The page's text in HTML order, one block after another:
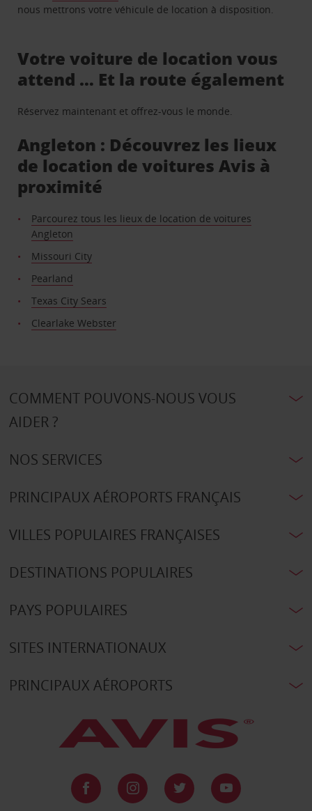
nous mettrons votre véhicule de location à disposition.
Votre voiture de location vous
attend … Et la route également
Réservez maintenant et offrez-vous le monde.
Angleton : Découvrez les lieux
de location de voitures Avis à
proximité
Parcourez tous les lieux de location de voitures
Angleton
Missouri City
Pearland
Texas City Sears
Clearlake Webster
COMMENT POUVONS-NOUS VOUS
AIDER ?
NOS SERVICES
PRINCIPAUX AÉROPORTS FRANÇAIS
VILLES POPULAIRES FRANÇAISES
DESTINATIONS POPULAIRES
PAYS POPULAIRES
SITES INTERNATIONAUX
PRINCIPAUX AÉROPORTS